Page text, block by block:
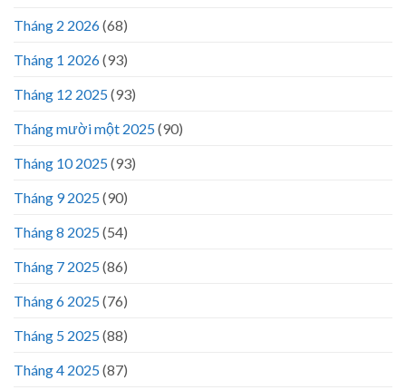
Tháng 2 2026(68)
Tháng 1 2026(93)
Tháng 12 2025(93)
Tháng mười một 2025(90)
Tháng 10 2025(93)
Tháng 9 2025(90)
Tháng 8 2025(54)
Tháng 7 2025(86)
Tháng 6 2025(76)
Tháng 5 2025(88)
Tháng 4 2025(87)